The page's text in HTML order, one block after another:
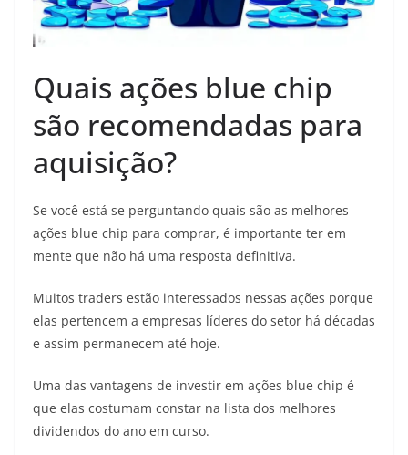
Quais ações blue chip
são recomendadas para
aquisição?
Se você está se perguntando quais são as melhores
ações blue chip para comprar, é importante ter em
mente que não há uma resposta definitiva.
Muitos traders estão interessados nessas ações porque
elas pertencem a empresas líderes do setor há décadas
e assim permanecem até hoje.
Uma das vantagens de investir em ações blue chip é
que elas costumam constar na lista dos melhores
dividendos do ano em curso.